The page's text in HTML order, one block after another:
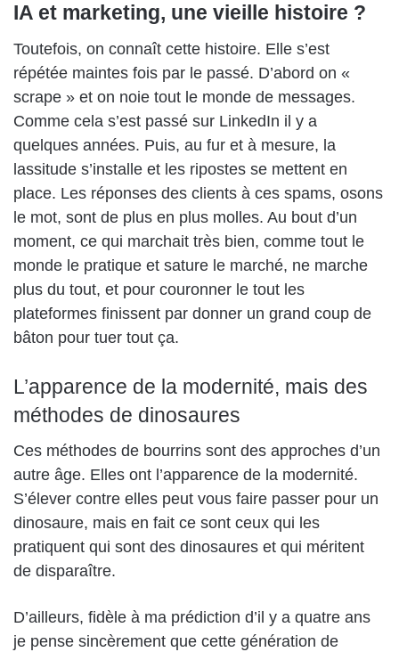
IA et marketing, une vieille histoire ?
Toutefois, on connaît cette histoire. Elle s’est
répétée maintes fois par le passé. D’abord on «
scrape » et on noie tout le monde de messages.
Comme cela s’est passé sur LinkedIn il y a
quelques années. Puis, au fur et à mesure, la
lassitude s’installe et les ripostes se mettent en
place. Les réponses des clients à ces spams, osons
le mot, sont de plus en plus molles. Au bout d’un
moment, ce qui marchait très bien, comme tout le
monde le pratique et sature le marché, ne marche
plus du tout, et pour couronner le tout les
plateformes finissent par donner un grand coup de
bâton pour tuer tout ça.
L’apparence de la modernité, mais des
méthodes de dinosaures
Ces méthodes de bourrins sont des approches d’un
autre âge. Elles ont l’apparence de la modernité.
S’élever contre elles peut vous faire passer pour un
dinosaure, mais en fait ce sont ceux qui les
pratiquent qui sont des dinosaures et qui méritent
de disparaître.
D’ailleurs, fidèle à ma prédiction d’il y a quatre ans
je pense sincèrement que cette génération de